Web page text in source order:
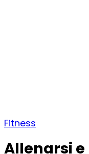
Fitness
Allenarsi